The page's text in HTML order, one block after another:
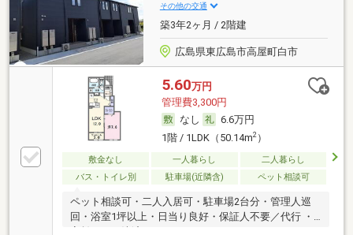
その他の交通
築3年2ヶ月 / 2階建
広島県東広島市高屋町白市
5.60万円
管理費3,300円
なし
6.6万円
1階 / 1LDK（50.14m2）
敷金なし 一人暮らし
二人暮らし
バス・トイレ別
駐車場(近隣含) ペット相談可
ペット相談可・二人入居可・駐車場2台分・管理人巡
回・浴室1坪以上・日当り良好・保証人不要／代行 ・